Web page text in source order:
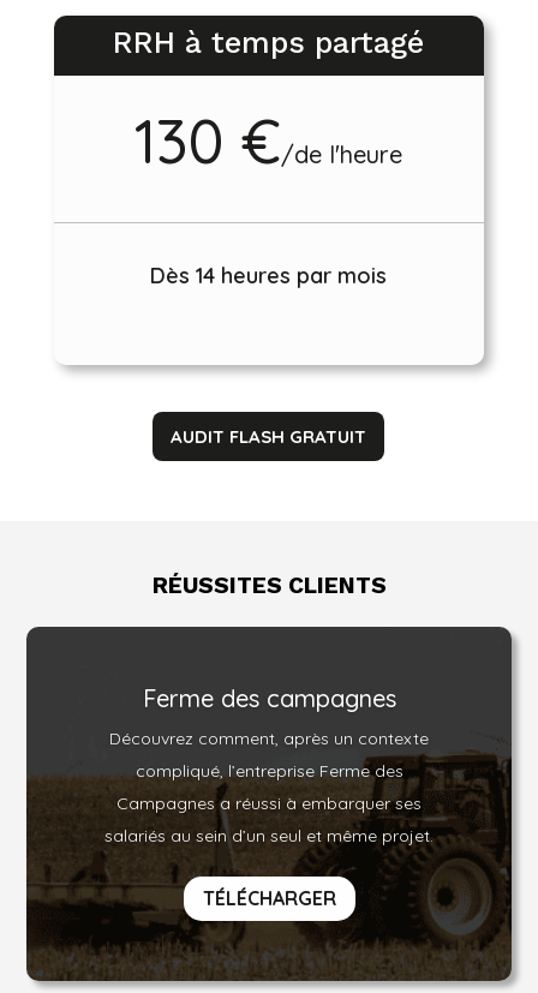
RRH à temps partagé
130 €/de l'heure
Dès 14 heures par mois
AUDIT FLASH GRATUIT
RÉUSSITES CLIENTS
Ferme des campagnes
Découvrez comment, après un contexte
compliqué, l’entreprise Ferme des
Campagnes a réussi à embarquer ses
salariés au sein d’un seul et même projet.
TÉLÉCHARGER